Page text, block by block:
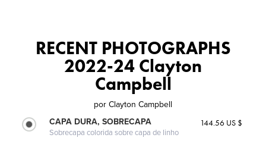
RECENT PHOTOGRAPHS
2022-24 Clayton
Campbell
por Clayton Campbell
CAPA DURA, SOBRECAPA
Sobrecapa colorida sobre capa de linho
144.56 US $